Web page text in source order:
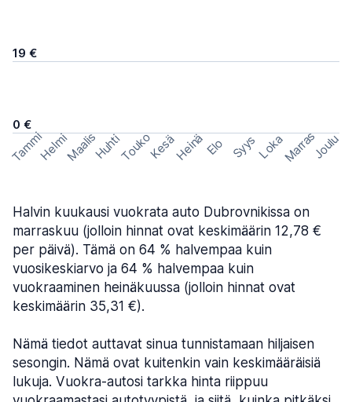
19 €
0 €
TammiHelmiMaalisHuhtiToukoKesäHeinäElo SyysLokaMarrasJoulu
Halvin kuukausi vuokrata auto Dubrovnikissa on
marraskuu (jolloin hinnat ovat keskimäärin 12,78 €
per päivä). Tämä on 64 % halvempaa kuin
vuosikeskiarvo ja 64 % halvempaa kuin
vuokraaminen heinäkuussa (jolloin hinnat ovat
keskimäärin 35,31 €).
Nämä tiedot auttavat sinua tunnistamaan hiljaisen
sesongin. Nämä ovat kuitenkin vain keskimääräisiä
lukuja. Vuokra-autosi tarkka hinta riippuu